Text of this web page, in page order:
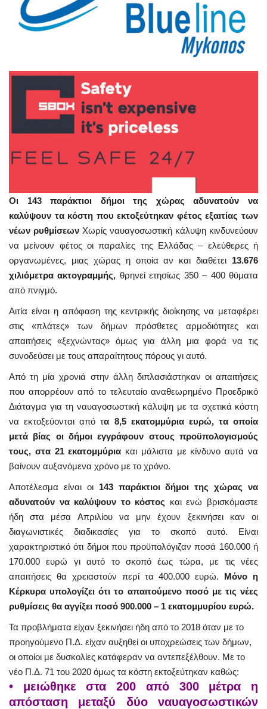
Οι 143 παράκτιοι δήμοι της χώρας αδυνατούν να
καλύψουν τα κόστη που εκτοξεύτηκαν φέτος εξαιτίας των
νέων ρυθμίσεων Χωρίς ναυαγοσωστική κάλυψη κινδυνεύουν
να μείνουν φέτος οι παραλίες της Ελλάδας – ελεύθερες ή
οργανωμένες, μιας χώρας η οποία αν και διαθέτει 13.676
χιλιόμετρα ακτογραμμής, θρηνεί ετησίως 350 – 400 θύματα
από πνιγμό.
Αιτία είναι η απόφαση της κεντρικής διοίκησης να μεταφέρει
στις «πλάτες» των δήμων πρόσθετες αρμοδιότητες και
απαιτήσεις «ξεχνώντας» όμως για άλλη μια φορά να τις
συνοδεύσει με τους απαραίτητους πόρους γι αυτό.
Από τη μία χρονιά στην άλλη διπλασιάστηκαν οι απαιτήσεις
που απορρέουν από το τελευταίο αναθεωρημένο Προεδρικό
Διάταγμα για τη ναυαγοσωστική κάλυψη με τα σχετικά κόστη
να εκτοξεύονται από τα 8,5 εκατομμύρια ευρώ, τα οποία
μετά βίας οι δήμοι εγγράφουν στους προϋπολογισμούς
τους, στα 21 εκατομμύρια και μάλιστα με κίνδυνο αυτά να
βαίνουν αυξανόμενα χρόνο με το χρόνο.
Αποτέλεσμα είναι οι 143 παράκτιοι δήμοι της χώρας να
αδυνατούν να καλύψουν το κόστος και ενώ βρισκόμαστε
ήδη στα μέσα Απριλίου να μην έχουν ξεκινήσει καν οι
διαγωνιστικές διαδικασίες για το σκοπό αυτό. Είναι
χαρακτηριστικό ότι δήμοι που προϋπολόγιζαν ποσά 160.000 ή
170.000 ευρώ γι αυτό το σκοπό έως τώρα, με τις νέες
απαιτήσεις θα χρειαστούν περί τα 400.000 ευρώ. Μόνο η
Κέρκυρα υπολογίζει ότι το απαιτούμενο ποσό με τις νέες
ρυθμίσεις θα αγγίξει ποσό 900.000 – 1 εκατομμυρίου ευρώ.
Τα προβλήματα είχαν ξεκινήσει ήδη από το 2018 όταν με το
προηγούμενο Π.Δ. είχαν αυξηθεί οι υποχρεώσεις των δήμων,
οι οποίοι με δυσκολίες κατάφεραν να αντεπεξέλθουν. Με το
νέο Π.Δ. 71 του 2020 όμως τα κόστη εκτοξεύτηκαν καθώς:
• μειώθηκε στα 200 από 300 μέτρα η
απόσταση μεταξύ δύο ναυαγοσωστικών